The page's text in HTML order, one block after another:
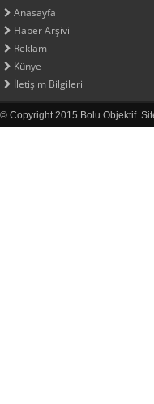
Anasayfa
Haber Arşivi
Reklam
Künye
İletişim Bilgileri
© Copyright 2015 Bolu Objektif.